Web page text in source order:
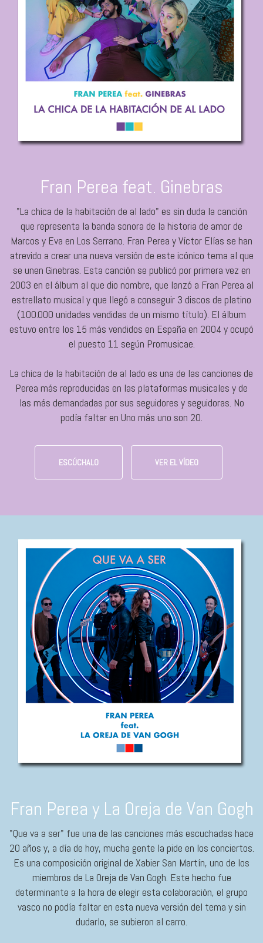
Fran Perea feat. Ginebras
"La chica de la habitación de al lado" es sin duda la canción
que representa la banda sonora de la historia de amor de
Marcos y Eva en Los Serrano. Fran Perea y Víctor Elías se han
atrevido a crear una nueva versión de este icónico tema al que
se unen Ginebras. Esta canción se publicó por primera vez en
2003 en el álbum al que dio nombre, que lanzó a Fran Perea al
estrellato musical y que llegó a conseguir 3 discos de platino
(100.000 unidades vendidas de un mismo título). El álbum
estuvo entre los 15 más vendidos en España en 2004 y ocupó
el puesto 11 según Promusicae.
La chica de la habitación de al lado es una de las canciones de
Perea más reproducidas en las plataformas musicales y de
las más demandadas por sus seguidores y seguidoras. No
podía faltar en Uno más uno son 20.
ESCÚCHALO VER EL VÍDEO
Fran Perea y La Oreja de Van Gogh
"Que va a ser" fue una de las canciones más escuchadas hace
20 años y, a día de hoy, mucha gente la pide en los conciertos.
Es una composición original de Xabier San Martín, uno de los
miembros de La Oreja de Van Gogh. Este hecho fue
determinante a la hora de elegir esta colaboración, el grupo
vasco no podía faltar en esta nueva versión del tema y sin
dudarlo, se subieron al carro.